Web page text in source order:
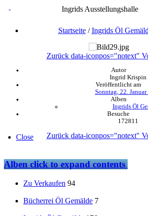
Ingrids Ausstellungshalle
Startseite/Ingrids Öl
Zurück data-iconpos="notext"
Autor
Ingrid Krispin
Veröffentlicht am
Sonntag, 22. Januar
Alben
Ingrids Öl
Besuche
172811
Zurück data-iconpos="notext"
Close
Albenclick to expand contents
Zu Verkaufen 94
Bücherrei Öl Gemälde 7